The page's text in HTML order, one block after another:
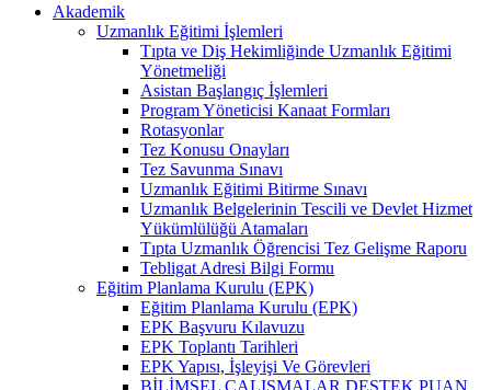
Akademik
Uzmanlık Eğitimi İşlemleri
Tıpta ve Diş Hekimliğinde Uzmanlık Eğitimi
Yönetmeliği
Asistan Başlangıç İşlemleri
Program Yöneticisi Kanaat Formları
Rotasyonlar
Tez Konusu Onayları
Tez Savunma Sınavı
Uzmanlık Eğitimi Bitirme Sınavı
Uzmanlık Belgelerinin Tescili ve Devlet Hizmet
Yükümlülüğü Atamaları
Tıpta Uzmanlık Öğrencisi Tez Gelişme Raporu
Tebligat Adresi Bilgi Formu
Eğitim Planlama Kurulu (EPK)
Eğitim Planlama Kurulu (EPK)
EPK Başvuru Kılavuzu
EPK Toplantı Tarihleri
EPK Yapısı, İşleyişi Ve Görevleri
BİLİMSEL ÇALIŞMALAR DESTEK PUAN